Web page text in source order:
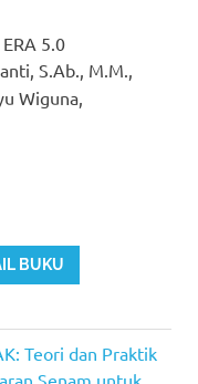
5.0
S.Ab., M.M.,
Wiguna,
BUKU
Teori dan Praktik